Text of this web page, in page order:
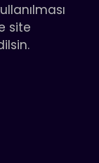
site